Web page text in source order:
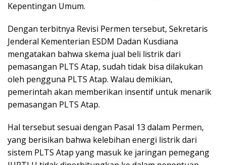
Kepentingan Umum.
Dengan terbitnya Revisi Permen tersebut, Sekretaris
Jenderal Kementerian ESDM Dadan Kusdiana
mengatakan bahwa skema jual beli listrik dari
pemasangan PLTS Atap, sudah tidak bisa dilakukan
oleh pengguna PLTS Atap. Walau demikian,
pemerintah akan memberikan insentif untuk menarik
pemasangan PLTS Atap.
Hal tersebut sesuai dengan Pasal 13 dalam Permen,
yang berisikan bahwa kelebihan energi listrik dari
sistem PLTS Atap yang masuk ke jaringan pemegang